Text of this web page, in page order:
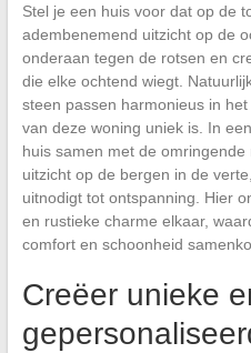
Stel je een huis voor dat op de
adembenemend uitzicht op de
onderaan tegen de rotsen en
die elke ochtend wiegt.
steen passen harmonieus in
van deze woning uniek is. In
huis samen met de
uitzicht op de bergen in de
uitnodigt tot ontspanning. Hier
en rustieke charme elkaar,
comfort en schoonheid
Creëer unieke